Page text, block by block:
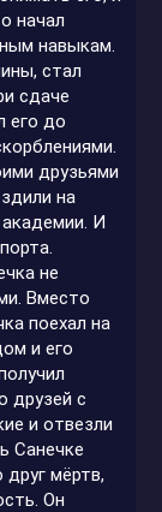
начал
навыкам.
стал
сдаче
его до
друзьями
на
И
не
Вместо
поехал на
и его
друзей с
и отвезли
Санечке
мёртв,
Он